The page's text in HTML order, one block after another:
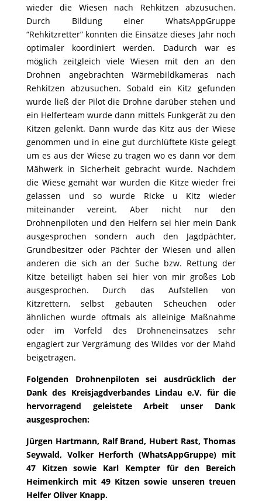
wieder die Wiesen nach Rehkitzen abzusuchen.
Durch Bildung einer WhatsAppGruppe
“Rehkitzretter” konnten die Einsätze dieses Jahr noch
optimaler koordiniert werden. Dadurch war es
möglich zeitgleich viele Wiesen mit den an den
Drohnen angebrachten Wärmebildkameras nach
Rehkitzen abzusuchen. Sobald ein Kitz gefunden
wurde ließ der Pilot die Drohne darüber stehen und
ein Helferteam wurde dann mittels Funkgerät zu den
Kitzen gelenkt. Dann wurde das Kitz aus der Wiese
genommen und in eine gut durchlüftete Kiste gelegt
um es aus der Wiese zu tragen wo es dann vor dem
Mähwerk in Sicherheit gebracht wurde. Nachdem
die Wiese gemäht war wurden die Kitze wieder frei
gelassen und so wurde Ricke u Kitz wieder
miteinander vereint. Aber nicht nur den
Drohnenpiloten und den Helfern sei hier mein Dank
ausgesprochen sondern auch den Jagdpächter,
Grundbesitzer oder Pächter der Wiesen und allen
anderen die sich an der Suche bzw. Rettung der
Kitze beteiligt haben sei hier von mir großes Lob
ausgesprochen. Durch das Aufstellen von
Kitzrettern, selbst gebauten Scheuchen oder
ähnlichen wurde oftmals als alleinige Maßnahme
oder im Vorfeld des Drohneneinsatzes sehr
engagiert zur Vergrämung des Wildes vor der Mahd
beigetragen.
Folgenden Drohnenpiloten sei ausdrücklich der
Dank des Kreisjagdverbandes Lindau e.V. für die
hervorragend geleistete Arbeit unser Dank
ausgesprochen:
Jürgen Hartmann, Ralf Brand, Hubert Rast, Thomas
Seywald, Volker Herforth (WhatsAppGruppe) mit
47 Kitzen sowie Karl Kempter für den Bereich
Heimenkirch mit 49 Kitzen sowie unseren treuen
Helfer Oliver Knapp.